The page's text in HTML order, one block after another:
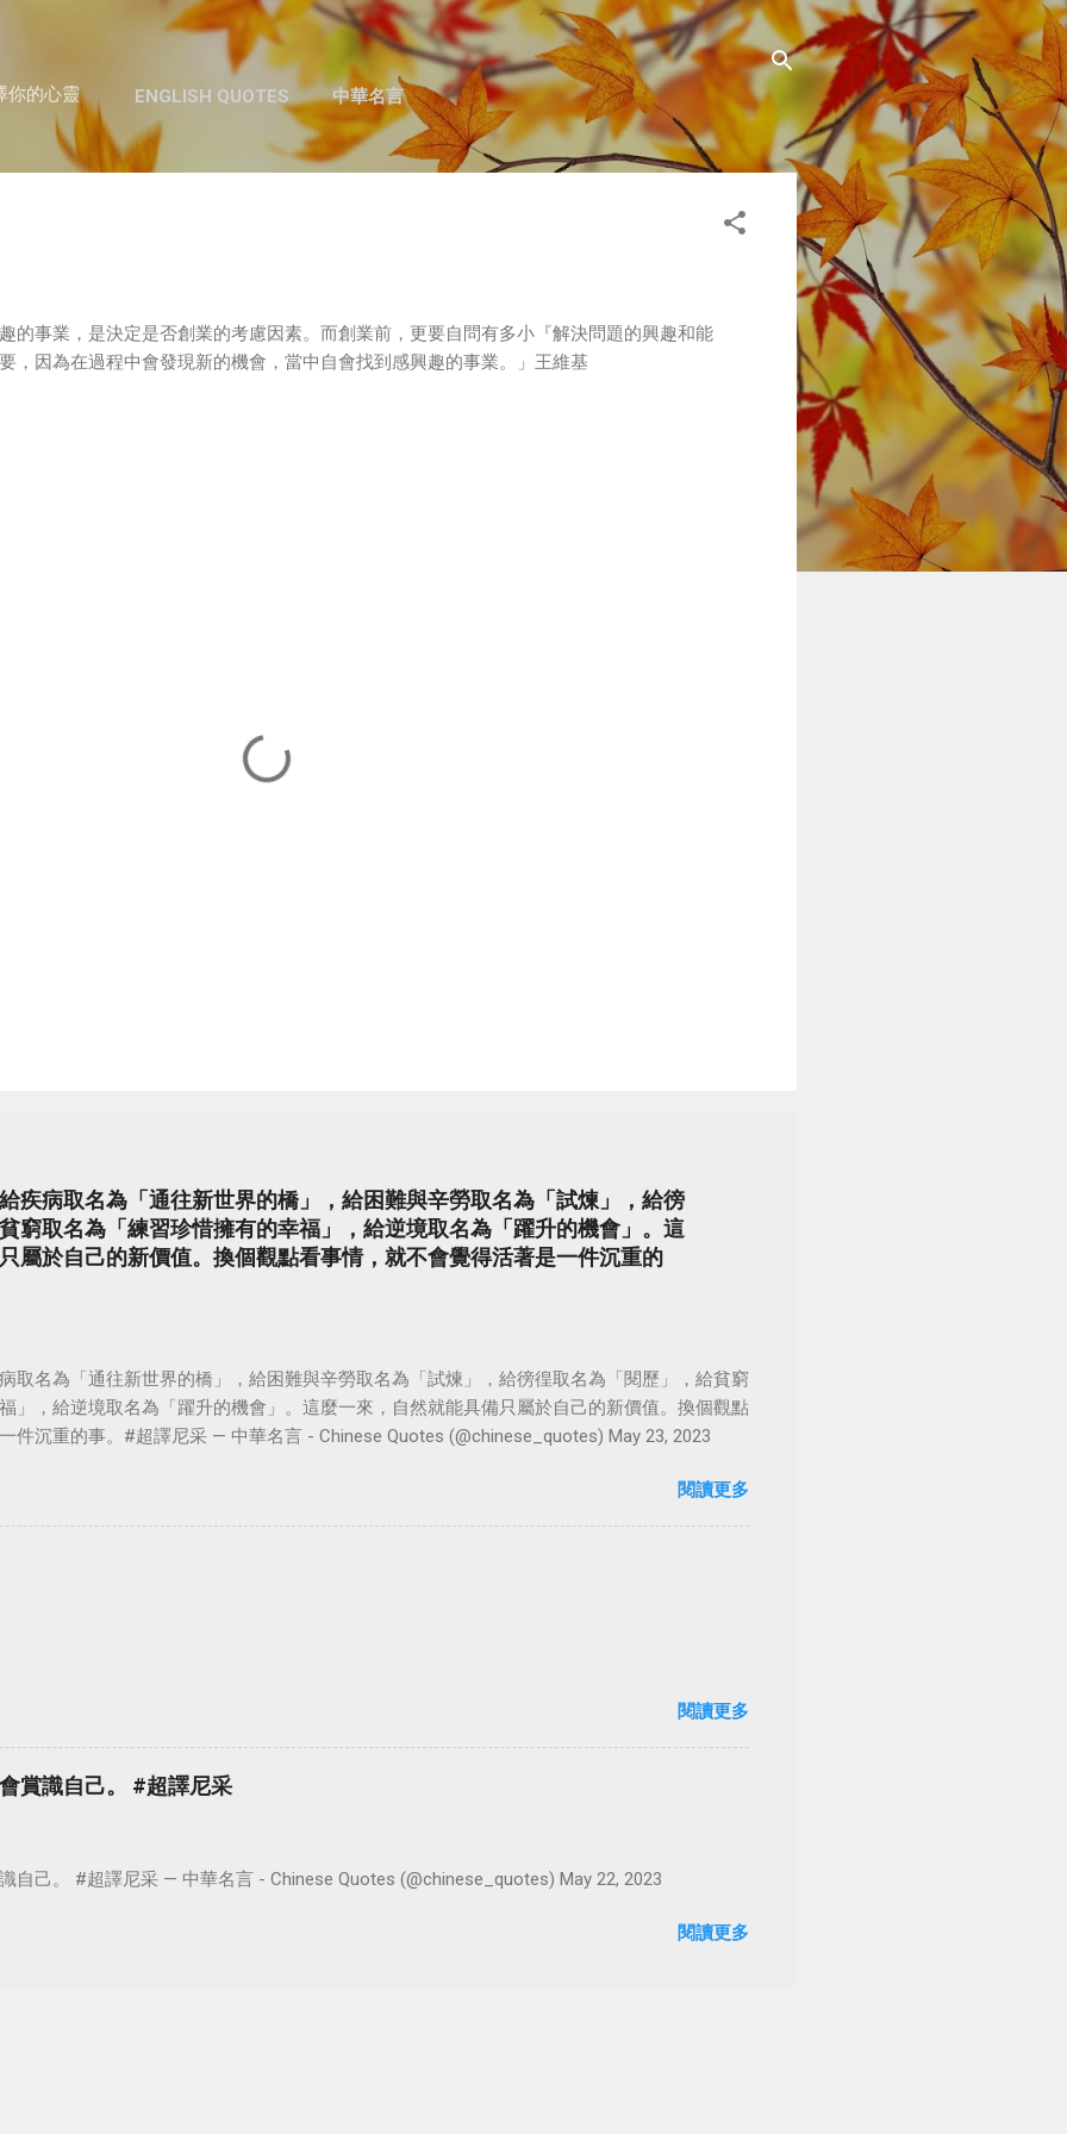
跳至主要內容
你的心靈 ENGLISH QUOTES 中華名言
的事業，是決定是否創業的考慮因素。而創業前，更要自問有多小『解決問題的興趣和能
，因為在過程中會發現新的機會，當中自會找到感興趣的事業。」王維基
疾病取名為「通往新世界的橋」，給困難與辛勞取名為「試煉」，給徬
窮取名為「練習珍惜擁有的幸福」，給逆境取名為「躍升的機會」。這
屬於自己的新價值。換個觀點看事情，就不會覺得活著是一件沉重的
取名為「通往新世界的橋」，給困難與辛勞取名為「試煉」，給徬徨取名為「閱歷」，給貧窮
」，給逆境取名為「躍升的機會」。這麼一來，自然就能具備只屬於自己的新價值。換個觀點
件沉重的事。#超譯尼采 — 中華名言 - Chinese Quotes (@chinese_quotes) May 23, 2023
閱讀更多
閱讀更多
賞識自己。 #超譯尼采
自己。 #超譯尼采 — 中華名言 - Chinese Quotes (@chinese_quotes) May 22, 2023
閱讀更多